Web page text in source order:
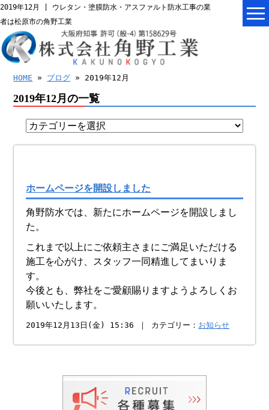
2019年12月 | ウレタン・塗膜防水・アスファルト防水工事の業
者は松原市の角野工業
HOME » ブログ » 2019年12月
2019年12月の一覧
ホームページを開設しました
角野防水では、新たにホームページを開設しまし
た。
これまで以上にご依頼主さまにご満足いただける
施工を心がけ、スタッフ一同精進してまいりま
す。
今後とも、弊社をご愛顧賜りますようよろしくお
願いいたします。
2019年12月13日(金) 15:36 ｜ カテゴリー： お知らせ